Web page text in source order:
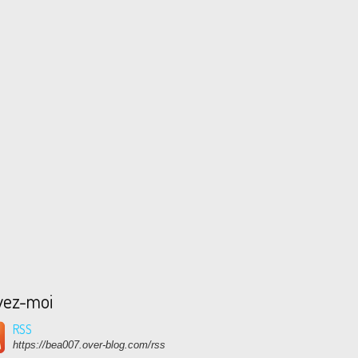
moi
RSS
https://bea007.over-blog.com/rss